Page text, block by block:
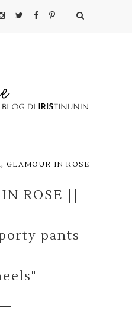
, GLAMOUR IN ROSE
ROSE ||
pants